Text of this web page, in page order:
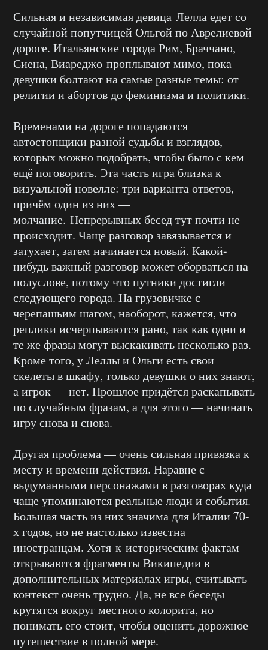
Сильная и независимая девица Лелла едет со
случайной попутчицей Ольгой по Аврелиевой
дороге. Итальянские города Рим, Браччано,
Сиена, Виареджо проплывают мимо, пока
девушки болтают на самые разные темы: от
религии и абортов до феминизма и политики.
Временами на дороге попадаются
автостопщики разной судьбы и взглядов,
которых можно подобрать, чтобы было с кем
ещё поговорить. Эта часть игра близка к
визуальной новелле: три варианта ответов,
причём один из них —
молчание. Непрерывных бесед тут почти не
происходит. Чаще разговор завязывается и
затухает, затем начинается новый. Какой-
нибудь важный разговор может оборваться на
полуслове, потому что путники достигли
следующего города. На грузовичке с
черепашьим шагом, наоборот, кажется, что
реплики исчерпываются рано, так как одни и
те же фразы могут выскакивать несколько раз.
Кроме того, у Леллы и Ольги есть свои
скелеты в шкафу, только девушки о них знают,
а игрок — нет. Прошлое придётся раскапывать
по случайным фразам, а для этого — начинать
игру снова и снова.
Другая проблема — очень сильная привязка к
месту и времени действия. Наравне с
выдуманными персонажами в разговорах куда
чаще упоминаются реальные люди и события.
Большая часть из них значима для Италии 70-
х годов, но не настолько известна
иностранцам. Хотя к историческим фактам
открываются фрагменты Википедии в
дополнительных материалах игры, считывать
контекст очень трудно. Да, не все беседы
крутятся вокруг местного колорита, но
понимать его стоит, чтобы оценить дорожное
путешествие в полной мере.